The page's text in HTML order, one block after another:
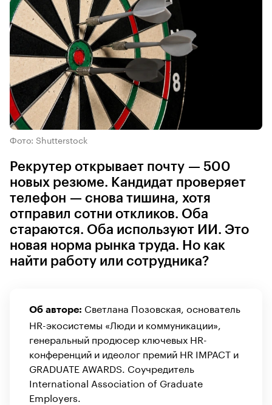
Фото: Shutterstock
Рекрутер открывает почту — 500
новых резюме. Кандидат проверяет
телефон — снова тишина, хотя
отправил сотни откликов. Оба
стараются. Оба используют ИИ. Это
новая норма рынка труда. Но как
найти работу или сотрудника?
Об авторе: Светлана Позовская, основатель
HR-экосистемы «Люди и коммуникации»,
генеральный продюсер ключевых HR-
конференций и идеолог премий HR IMPACT и
GRADUATE AWARDS. Соучредитель
International Association of Graduate
Employers.